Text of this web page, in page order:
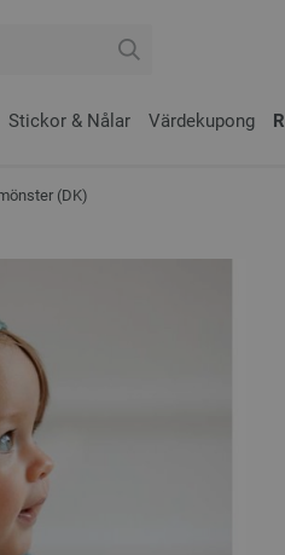
Stickor & Nålar Värdekupong
(DK)